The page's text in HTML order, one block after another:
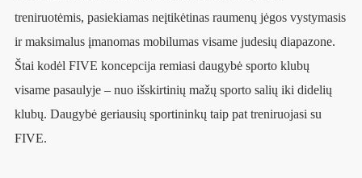
treniruotėmis, pasiekiamas neįtikėtinas raumenų jėgos vystymasis
ir maksimalus įmanomas mobilumas visame judesių diapazone.
Štai kodėl FIVE koncepcija remiasi daugybė sporto klubų
visame pasaulyje – nuo išskirtinių mažų sporto salių iki didelių
klubų. Daugybė geriausių sportininkų taip pat treniruojasi su
FIVE.